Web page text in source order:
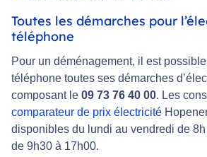
Toutes les démarches pour
téléphone
Pour un déménagement, il est possible
téléphone toutes ses démarches
composant le 09 73 76 40 00. Les
comparateur de prix électricité
disponibles du lundi au vendredi de
de 9h30 à 17h00.